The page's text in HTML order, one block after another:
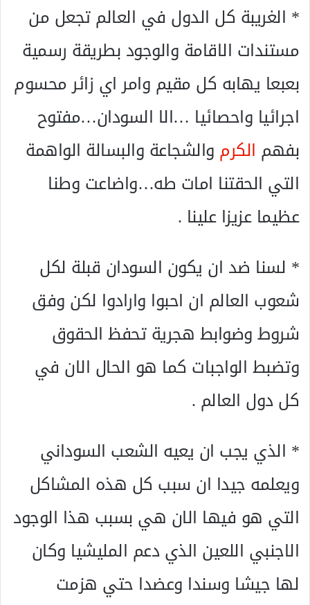
* الغريبة كل الدول في العالم تجعل من
مستندات الاقامة والوجود بطريقة رسمية
بعبعا يهابه كل مقيم وامر اي زائر محسوم
اجرائيا واحصائيا …الا السودان…مفتوح
بفهم الكرموالشجاعة والبسالة الواهمة
التي الحقتنا امات طه…واضاعت وطنا
عظيما عزيزا علينا .
* لسنا ضد ان يكون السودان قبلة لكل
شعوب العالم ان احبوا وارادوا لكن وفق
شروط وضوابط هجرية تحفظ الحقوق
وتضبط الواجبات كما هو الحال الان في
كل دول العالم .
* الذي يجب ان يعيه الشعب السوداني
ويعلمه جيدا ان سبب كل هذه المشاكل
التي هو فيها الان هي بسبب هذا الوجود
الاجنبي اللعين الذي دعم المليشيا وكان
لها جيشا وسندا وعضدا حتي هزمت